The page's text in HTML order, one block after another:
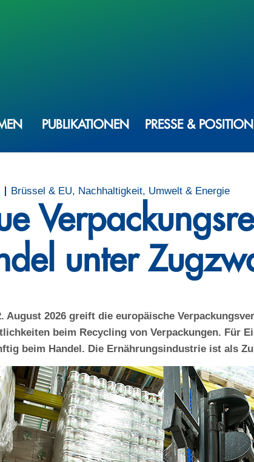
PUBLIKATIONEN PRESSE &
Brüssel & EU, Nachhaltigkeit, Umwelt & Energie
unter
August 2026 greift die europäische
beim Recycling von Verpackungen. Für
beim Handel. Die Ernährungsindustrie ist als